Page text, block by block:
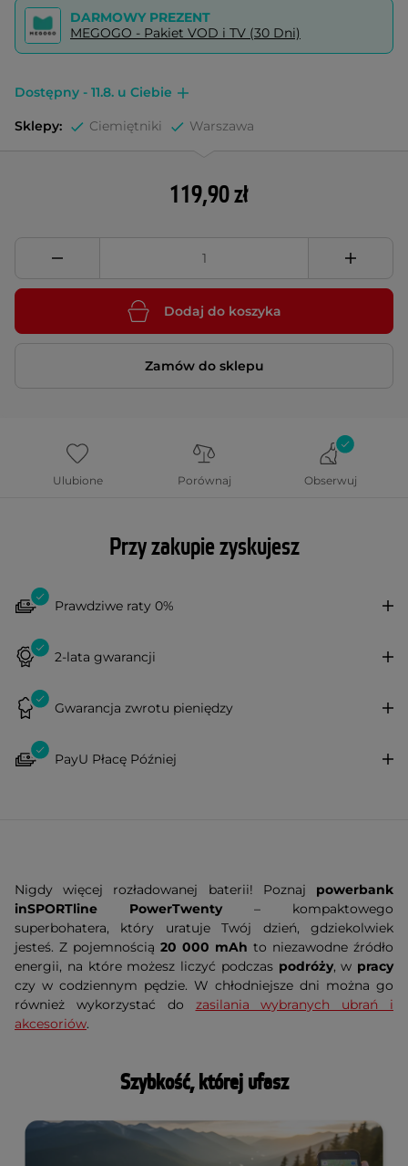
DARMOWY PREZENT
MEGOGO - Pakiet VOD i TV (30 Dni)
Dostępny - 11.8. u Ciebie
Sklepy: Ciemiętniki Warszawa
119,90 zł
Dodaj do koszyka
Zamów do sklepu
Ulubione Porównaj Obserwuj
Przy zakupie zyskujesz
Prawdziwe raty 0%
2-lata gwarancji
Gwarancja zwrotu pieniędzy
PayU Płacę Później
Nigdy więcej rozładowanej baterii! Poznaj powerbank
inSPORTline PowerTwenty– kompaktowego
superbohatera, który uratuje Twój dzień, gdziekolwiek
jesteś. Z pojemnością 20 000 mAh to niezawodne źródło
energii, na które możesz liczyć podczas podróży, w pracy
czy w codziennym pędzie. W chłodniejsze dni można go
również wykorzystać do zasilania wybranych ubrań i
akcesoriów.
Szybkość, której ufasz